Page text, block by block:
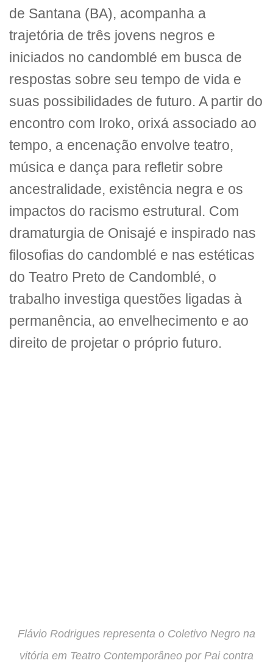
de Santana (BA), acompanha a
trajetória de três jovens negros e
iniciados no candomblé em busca de
respostas sobre seu tempo de vida e
suas possibilidades de futuro. A partir do
encontro com Iroko, orixá associado ao
tempo, a encenação envolve teatro,
música e dança para refletir sobre
ancestralidade, existência negra e os
impactos do racismo estrutural. Com
dramaturgia de Onisajé e inspirado nas
filosofias do candomblé e nas estéticas
do Teatro Preto de Candomblé, o
trabalho investiga questões ligadas à
permanência, ao envelhecimento e ao
direito de projetar o próprio futuro.
Flávio Rodrigues representa o Coletivo Negro na
vitória em Teatro Contemporâneo por Pai contra